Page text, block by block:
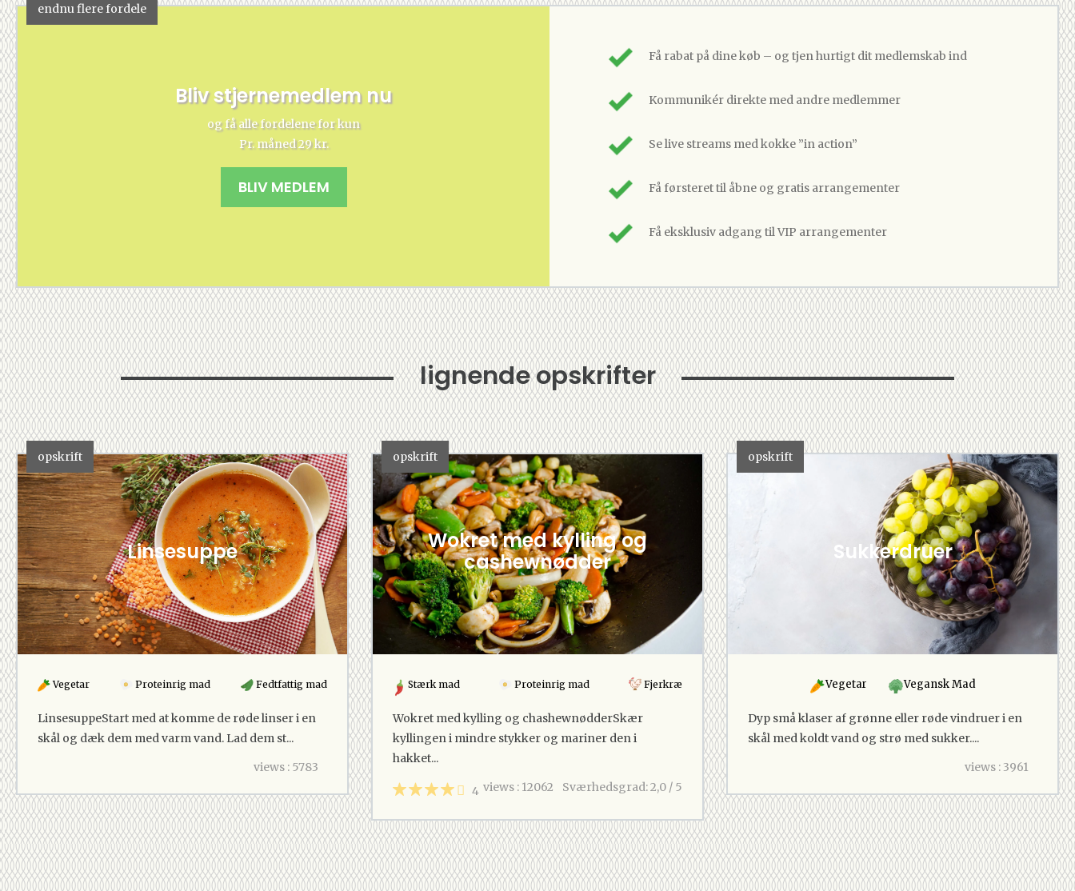
endnu flere fordele
Bliv stjernemedlem nu
og få alle fordelene for kun
Pr. måned 29 kr.
BLIV MEDLEM
Få rabat på dine køb – og tjen hurtigt dit medlemskab ind
Kommunikér direkte med andre medlemmer
Se live streams med kokke ”in action”
Få førsteret til åbne og gratis arrangementer
Få eksklusiv adgang til VIP arrangementer
lignende opskrifter
opskrift
Linsesuppe
Vegetar Proteinrig mad Fedtfattig mad
LinsesuppeStart med at komme de røde linser i en
skål og dæk dem med varm vand. Lad dem st...
views : 5783
opskrift
Wokret med kylling og
cashewnødder
Stærk mad Proteinrig mad Fjerkræ
Wokret med kylling og chashewnødderSkær
kyllingen i mindre stykker og mariner den i
hakket...
4 Sværhedsgrad: 2,0 / 5
views : 12062
opskrift
Sukkerdruer
Vegetar Vegansk Mad
Dyp små klaser af grønne eller røde vindruer i en
skål med koldt vand og strø med sukker....
views : 3961